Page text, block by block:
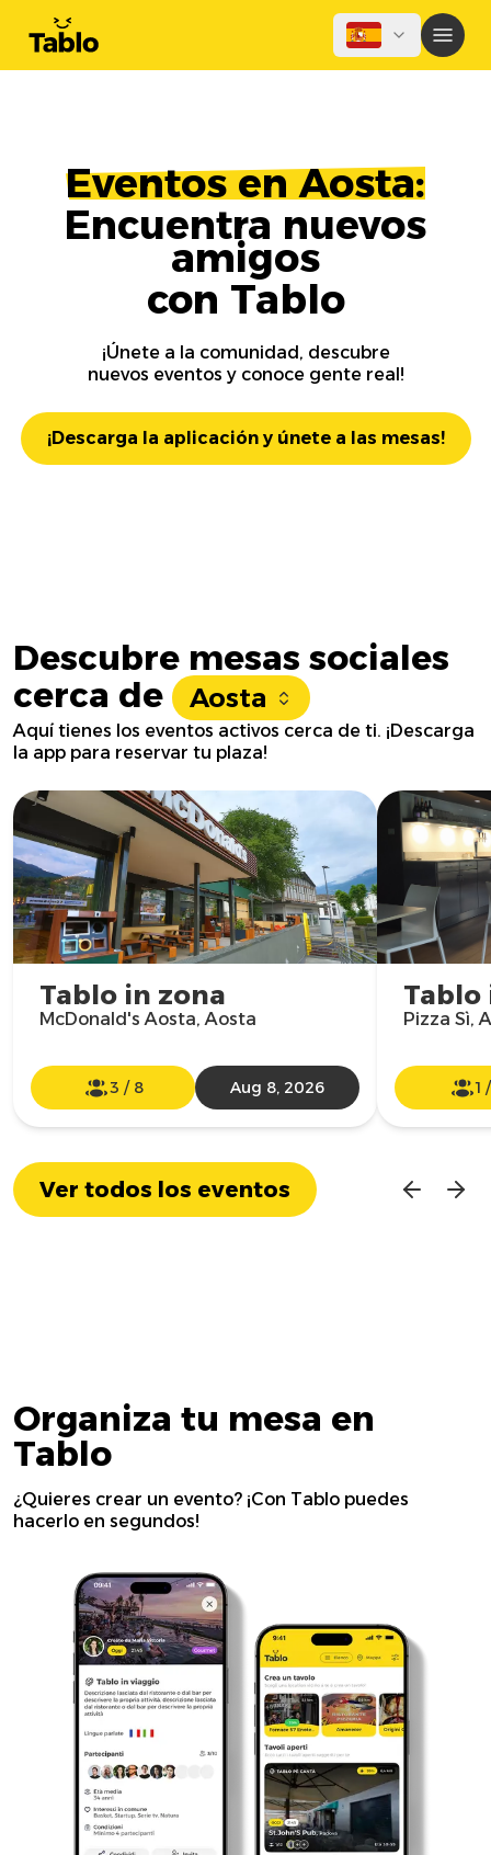
Eventos en Aosta:
Encuentra nuevos
amigos
con Tablo
¡Únete a la comunidad, descubre
nuevos eventos y conoce gente real!
¡Descarga la aplicación y únete a las mesas!
Descubre mesas sociales
cerca de
Aosta
Aquí tienes los eventos activos cerca de ti. ¡Descarga
la app para reservar tu plaza!
Tablo in zona
McDonald's Aosta, Aosta
3 / 8 Aug 8, 2026
Tablo
Pizza Sì,
1
Ver todos los eventos
Organiza tu mesa en
Tablo
¿Quieres crear un evento? ¡Con Tablo puedes
hacerlo en segundos!